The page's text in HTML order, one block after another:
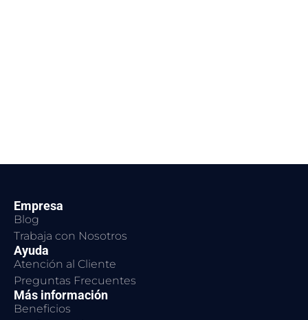
Empresa
Blog
Trabaja con Nosotros
Ayuda
Atención al Cliente
Preguntas Frecuentes
Más información
Beneficios